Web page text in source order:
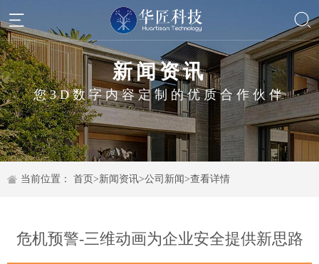
新闻资讯
您3D数字内容定制的优质合作伙伴
当前位置： 首页>新闻资讯>公司新闻>查看详情
危机预警-三维动画为企业安全提供新思路